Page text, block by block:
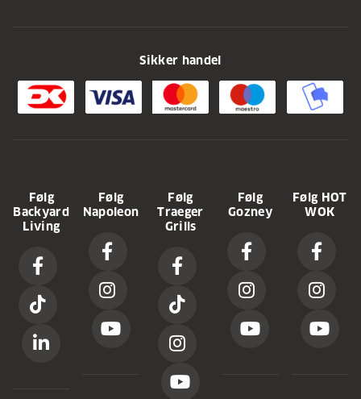
Sikker handel
Følg
Backyard
Living
Følg
Napoleon
Følg
Traeger
Grills
Følg
Gozney
Følg HOT
WOK